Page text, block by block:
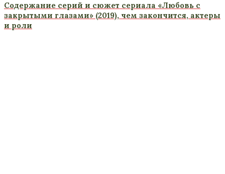
Содержание серий и сюжет сериала «Любовь с
закрытыми глазами» (2019), чем закончится, актеры
и роли